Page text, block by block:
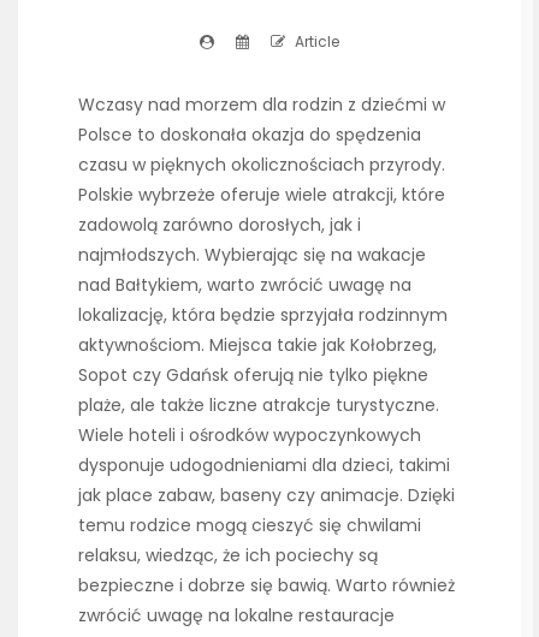
Article
Wczasy nad morzem dla rodzin z dziećmi w
Polsce to doskonała okazja do spędzenia
czasu w pięknych okolicznościach przyrody.
Polskie wybrzeże oferuje wiele atrakcji, które
zadowolą zarówno dorosłych, jak i
najmłodszych. Wybierając się na wakacje
nad Bałtykiem, warto zwrócić uwagę na
lokalizację, która będzie sprzyjała rodzinnym
aktywnościom. Miejsca takie jak Kołobrzeg,
Sopot czy Gdańsk oferują nie tylko piękne
plaże, ale także liczne atrakcje turystyczne.
Wiele hoteli i ośrodków wypoczynkowych
dysponuje udogodnieniami dla dzieci, takimi
jak place zabaw, baseny czy animacje. Dzięki
temu rodzice mogą cieszyć się chwilami
relaksu, wiedząc, że ich pociechy są
bezpieczne i dobrze się bawią. Warto również
zwrócić uwagę na lokalne restauracje